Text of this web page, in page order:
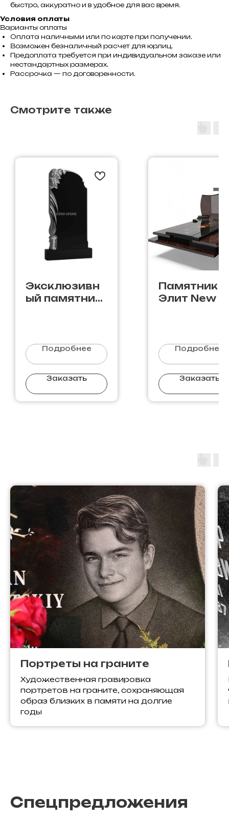
быстро, аккуратно и в удобное для вас время.
Условия оплаты
Варианты оплаты
Оплата наличными или по карте при получении.
Возможен безналичный расчет для юрлиц.
Предоплата требуется при индивидуальном заказе или
нестандартных размерах.
Рассрочка — по договоренности.
Смотрите также
Эксклюзивн
ый памятник
Подробнее
Заказать
Памятник
Элит New
Подробнее
Заказать
Портреты на граните
Художественная гравировка
портретов на граните, сохраняющая
образ близких в памяти на долгие
годы
Спецпредложения